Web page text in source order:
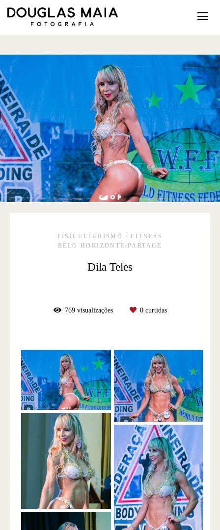
FISICULTURISMO / FITNESS
BELO HORIZONTE/PARTAGE
Dila Teles
769visualizações 0curtidas